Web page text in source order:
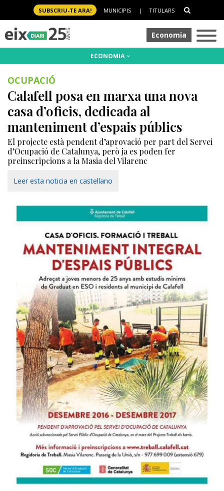
SUBSCRIU-TE ARA! MUNICIPIS | TITULARS
Economia
ECONOMIA
OCUPACIÓ
Calafell posa en marxa una nova
casa d’oficis, dedicada al
manteniment d’espais públics
El projecte està pendent d’aprovació per part del Servei
d’Ocupació de Catalunya, però ja es poden fer
preinscripcions a la Masia del Vilarenc
Leer esta noticia en castellano